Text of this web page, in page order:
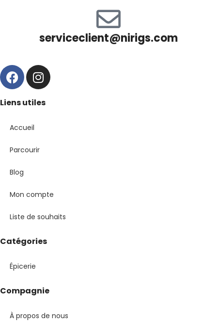
serviceclient@nirigs.com
Liens utiles
Accueil
Parcourir
Blog
Mon compte
Liste de souhaits
Catégories
Épicerie
Compagnie
À propos de nous